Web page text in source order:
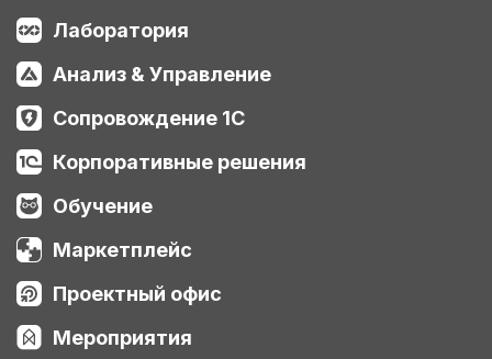
Лаборатория
Анализ & Управление
Сопровождение 1С
Корпоративные решения
Обучение
Маркетплейс
Проектный офис
Мероприятия